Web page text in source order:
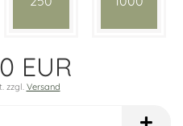
EUR
zzgl. Versand